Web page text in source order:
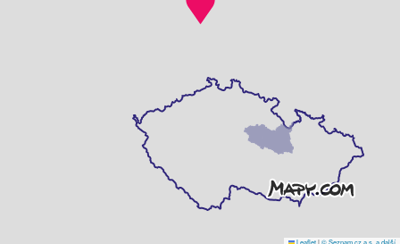
Leaflet|© Seznam.cz a.s. a další